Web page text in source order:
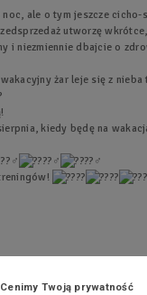
ale o tym jeszcze cicho-
utworzę
i niezmiennie dbajcie o
żar leje się z nieba
kiedy będę na
Cenimy Twoją prywatność